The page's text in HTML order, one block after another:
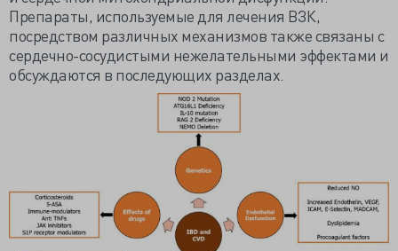
Препараты, используемые для лечения ВЗК,
посредством различных механизмов также связаны с
сердечно-сосудистыми нежелательными эффектами и
обсуждаются в последующих разделах.